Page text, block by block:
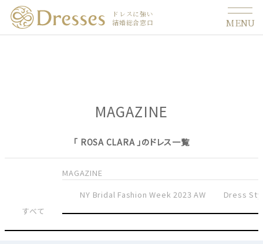
ドレスに強い
結婚総合窓口
MENU
MAGAZINE
「 ROSA CLARA 」のドレス一覧
すべて
MAGAZINE
NY Bridal Fashion Week 2023 AW
Dress